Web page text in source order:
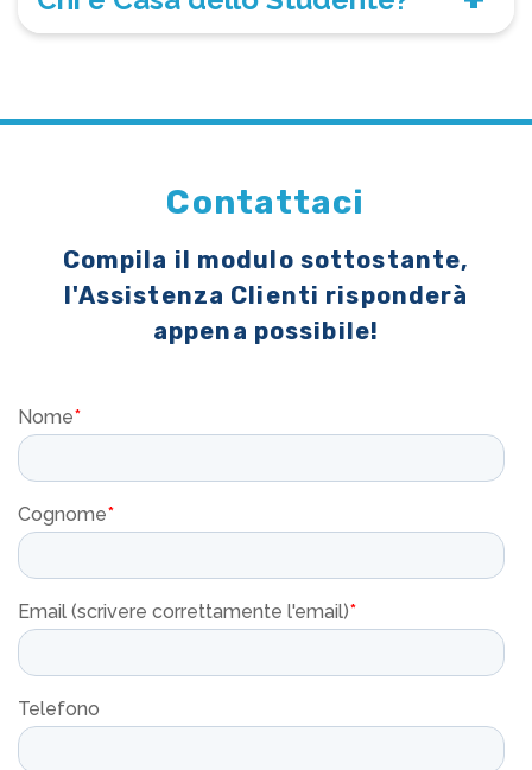
Contattaci
Compila il modulo sottostante,
l'Assistenza Clienti risponderà
appena possibile!